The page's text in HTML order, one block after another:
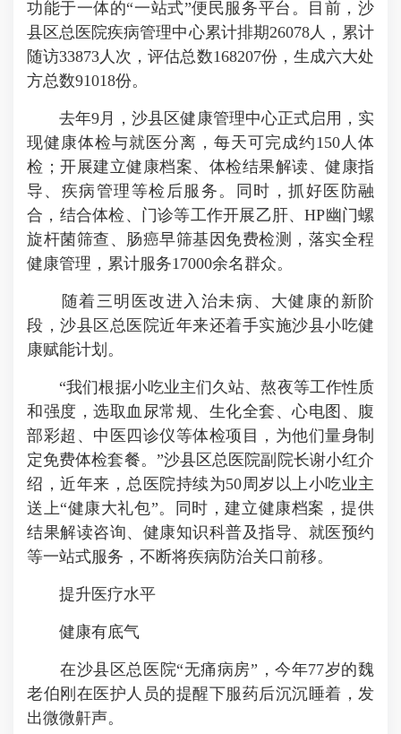
功能于一体的“一站式”便民服务平台。目前，沙
县区总医院疾病管理中心累计排期26078人，累计
随访33873人次，评估总数168207份，生成六大处
方总数91018份。
去年9月，沙县区健康管理中心正式启用，实
现健康体检与就医分离，每天可完成约150人体
检；开展建立健康档案、体检结果解读、健康指
导、疾病管理等检后服务。同时，抓好医防融
合，结合体检、门诊等工作开展乙肝、HP幽门螺
旋杆菌筛查、肠癌早筛基因免费检测，落实全程
健康管理，累计服务17000余名群众。
随着三明医改进入治未病、大健康的新阶
段，沙县区总医院近年来还着手实施沙县小吃健
康赋能计划。
“我们根据小吃业主们久站、熬夜等工作性质
和强度，选取血尿常规、生化全套、心电图、腹
部彩超、中医四诊仪等体检项目，为他们量身制
定免费体检套餐。”沙县区总医院副院长谢小红介
绍，近年来，总医院持续为50周岁以上小吃业主
送上“健康大礼包”。同时，建立健康档案，提供
结果解读咨询、健康知识科普及指导、就医预约
等一站式服务，不断将疾病防治关口前移。
提升医疗水平
健康有底气
在沙县区总医院“无痛病房”，今年77岁的魏
老伯刚在医护人员的提醒下服药后沉沉睡着，发
出微微鼾声。